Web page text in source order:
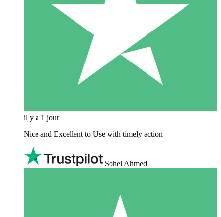
il y a 1 jour
Nice and Excellent to Use with timely action
Sohel Ahmed